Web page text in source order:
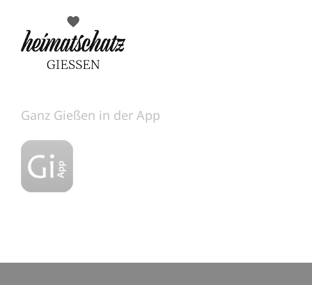
Ganz Gießen in der App